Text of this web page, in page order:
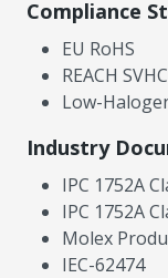
Compliance
EU RoHS
REACH SVHC
Low-
Industry
IPC 1752A
IPC 1752A
Molex
IEC-62474